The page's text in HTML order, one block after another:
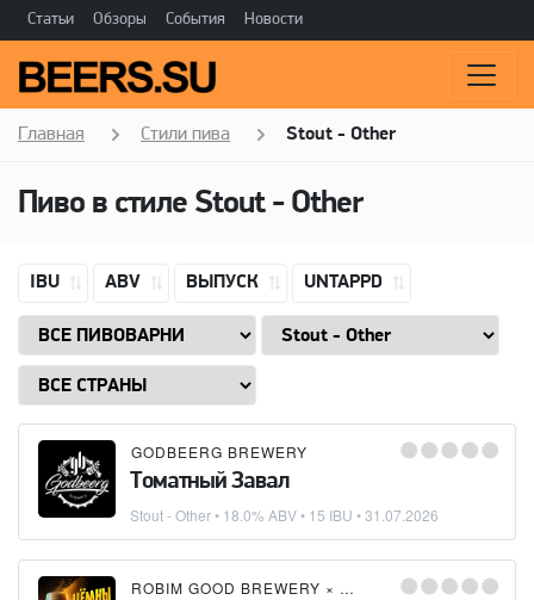
Статьи Обзоры События Новости
Главная Стили пива Stout - Other
Пиво в стиле Stout - Other
IBU ABV ВЫПУСК UNTAPPD
GODBEERG BREWERY
Томатный Завал
Stout - Other• 18.0% ABV • 15 IBU •31.07.2026
ROBIM GOOD BREWERY × LIDSKOE PIVO